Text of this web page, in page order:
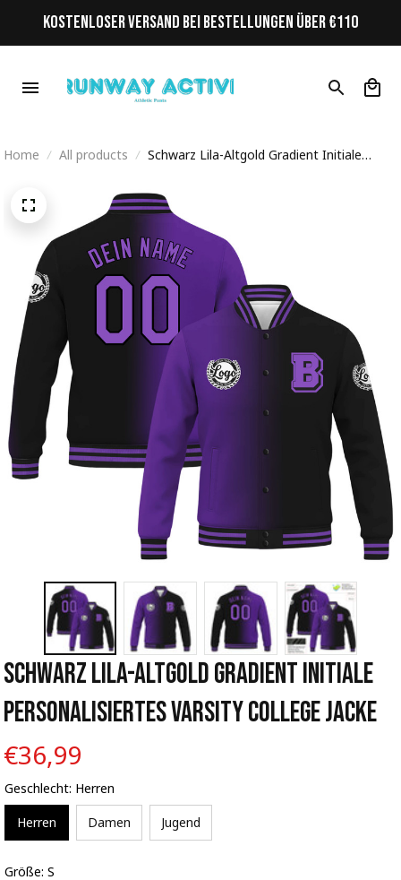
KOSTENLOSER VERSAND BEI BESTELLUNGEN ÜBER €110
Home All products
Schwarz Lila-Altgold Gradient Initiale
Schwarz Lila-Altgold Gradient Initiale
Personalisiertes Varsity College Jacke
€36,99
Geschlecht: Herren
Herren Damen Jugend
Größe: S